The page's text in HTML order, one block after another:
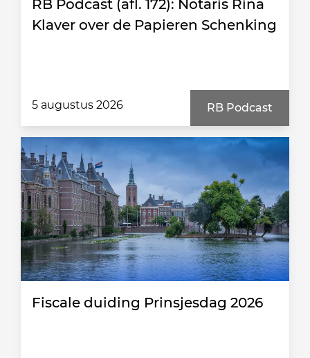
RB Podcast (afl. 172): Notaris Rina
Klaver over de Papieren Schenking
5 augustus 2026 RB Podcast
Fiscale duiding Prinsjesdag 2026